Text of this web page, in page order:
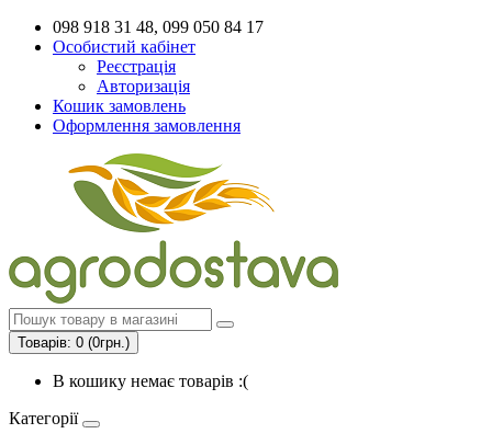
098 918 31 48, 099 050 84 17
Особистий кабінет
Реєстрація
Авторизація
Кошик замовлень
Оформлення замовлення
Товарів: 0 (0грн.)
В кошику немає товарів :(
Категорії